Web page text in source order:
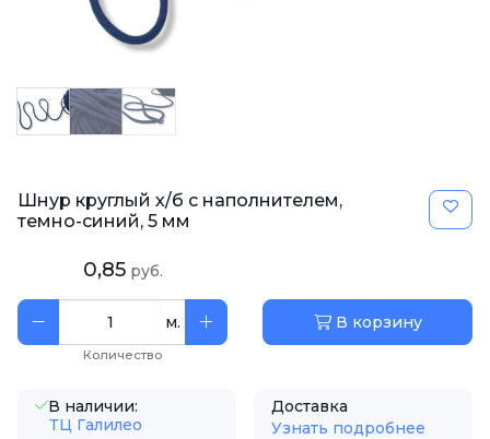
Шнур круглый х/б c наполнителем,
темно-синий, 5 мм
0,85 руб.
м.
Количество
В корзину
В наличии:
ТЦ Галилео
Доставка
Узнать подробнее